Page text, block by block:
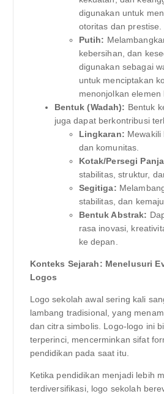
digunakan untuk
otoritas dan prestise.
Putih:
kebersihan, dan
digunakan sebagai
untuk menciptakan
menonjolkan elemen
Bentuk (Wadah): Bentuk
juga dapat berkontribusi
Lingkaran: Mewakili
dan komunitas.
Kotak/Persegi
stabilitas, struktur,
Segitiga:
stabilitas, dan
Bentuk Abstrak:
rasa inovasi,
ke depan.
Konteks Sejarah: Menelusuri
Logos
Logo sekolah awal sering kali
lambang tradisional, yang
dan citra simbolis. Logo-logo ini
terperinci, mencerminkan sifat
pendidikan pada saat itu.
Ketika pendidikan menjadi lebih
terdiversifikasi, logo sekolah